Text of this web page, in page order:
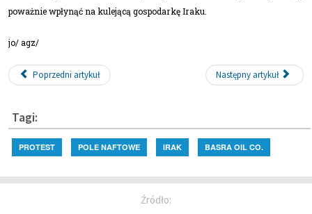
poważnie wpłynąć na kulejącą gospodarkę Iraku.
jo/ agz/
Poprzedni artykuł Następny artykuł
Tagi:
PROTEST POLE NAFTOWE IRAK BASRA OIL CO.
Źródło: